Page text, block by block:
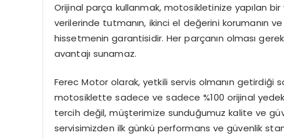
Orijinal parça kullanmak, motosikletinize yapılan bir
verilerinde tutmanın, ikinci el değerini korumanın
hissetmenin garantisidir. Her parçanın olması
avantajı sunamaz.
Ferec Motor olarak, yetkili servis olmanın getirdiği
motosiklette sadece ve sadece %100 orijinal
tercih değil, müşterimize sunduğumuz kalite ve
servisimizden ilk günkü performans ve güvenlik